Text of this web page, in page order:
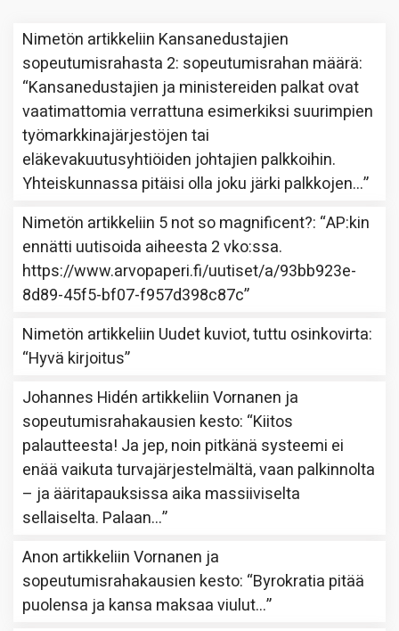
Nimetön artikkeliin Kansanedustajien
sopeutumisrahasta 2: sopeutumisrahan määrä:
“Kansanedustajien ja ministereiden palkat ovat
vaatimattomia verrattuna esimerkiksi suurimpien
työmarkkinajärjestöjen tai
eläkevakuutusyhtiöiden johtajien palkkoihin.
Yhteiskunnassa pitäisi olla joku järki palkkojen…”
Nimetön artikkeliin 5 not so magnificent?: “AP:kin
ennätti uutisoida aiheesta 2 vko:ssa.
https://www.arvopaperi.fi/uutiset/a/93bb923e-
8d89-45f5-bf07-f957d398c87c”
Nimetön artikkeliin Uudet kuviot, tuttu osinkovirta:
“Hyvä kirjoitus”
Johannes Hidén artikkeliinVornanen ja
sopeutumisrahakausien kesto: “Kiitos
palautteesta! Ja jep, noin pitkänä systeemi ei
enää vaikuta turvajärjestelmältä, vaan palkinnolta
– ja ääritapauksissa aika massiiviselta
sellaiselta. Palaan…”
Anon artikkeliinVornanen ja
sopeutumisrahakausien kesto: “Byrokratia pitää
puolensa ja kansa maksaa viulut…”